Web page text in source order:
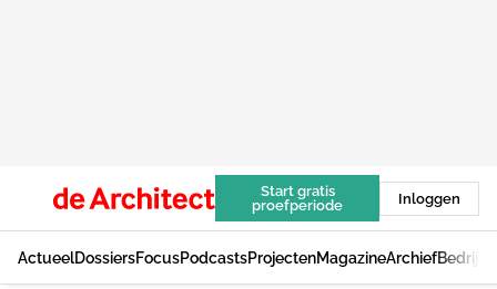
Start gratis
proefperiode
Inloggen
ActueelDossiersFocusPodcastsProjectenMagazineArchief